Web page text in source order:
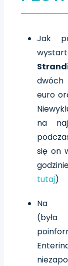
Jak
dwóch
euro
na
się on
tutaj)
Na